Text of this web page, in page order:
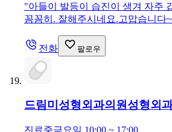
"아들이 발등이 습진이 생겨 자주
꼼꼼히. 잘해주시네요.고맙습니다~
전화 팔로우
드림미성형외과의원성형외
진료중금요일 10:00 ~ 17:00